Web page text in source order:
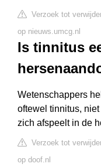
Verzoek tot
op nieuws.umcg.nl
Is tinnitus
Wetenschappers
oftewel tinnitus,
zich afspeelt in de
Verzoek tot
op doof.nl